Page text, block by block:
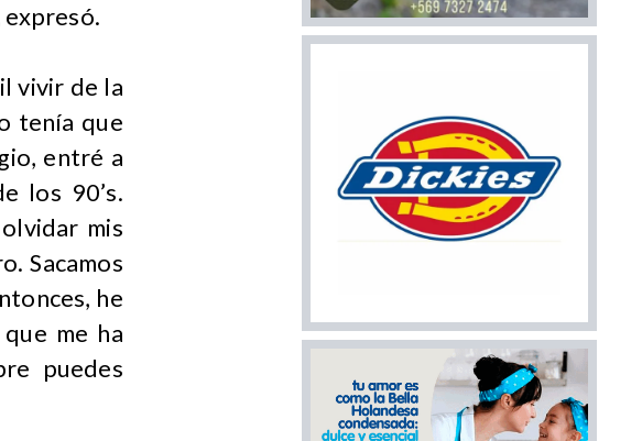
expresó.
vivir de la
tenía que
entré a
los 90’s.
mis
Sacamos
he
me ha
puedes